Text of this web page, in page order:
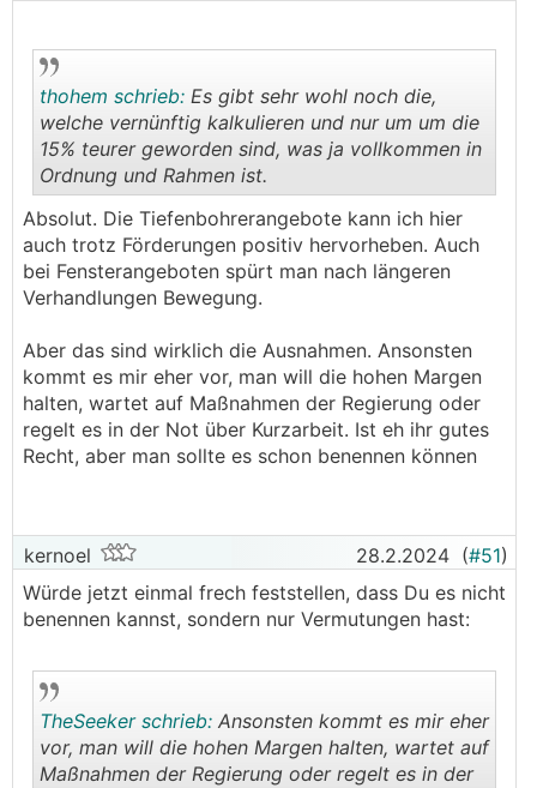
..
thohem schrieb: Es gibt sehr wohl noch die,
welche vernünftig kalkulieren und nur um um die
15% teurer geworden sind, was ja vollkommen in
Ordnung und Rahmen ist.
Absolut. Die Tiefenbohrerangebote kann ich hier
auch trotz Förderungen positiv hervorheben. Auch
bei Fensterangeboten spürt man nach längeren
Verhandlungen Bewegung.
Aber das sind wirklich die Ausnahmen. Ansonsten
kommt es mir eher vor, man will die hohen Margen
halten, wartet auf Maßnahmen der Regierung oder
regelt es in der Not über Kurzarbeit. Ist eh ihr gutes
Recht, aber man sollte es schon benennen können
kernoel 28.2.2024 (#51)
Würde jetzt einmal frech feststellen, dass Du es nicht
benennen kannst, sondern nur Vermutungen hast:
TheSeeker schrieb: Ansonsten kommt es mir eher
vor, man will die hohen Margen halten, wartet auf
Maßnahmen der Regierung oder regelt es in der